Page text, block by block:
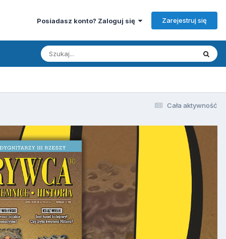
Posiadasz konto? Zaloguj się Zarejestruj się
Cała aktywność